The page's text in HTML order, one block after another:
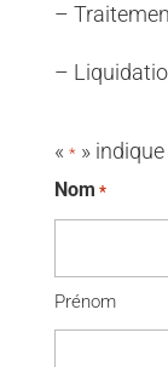
–
–
« *» indique
Nom *
Prénom